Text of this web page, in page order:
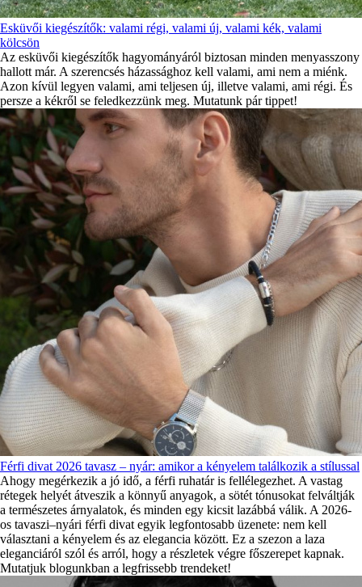
Esküvői kiegészítők: valami régi, valami új, valami kék, valami
kölcsön
Az esküvői kiegészítők hagyományáról biztosan minden menyasszony
hallott már. A szerencsés házassághoz kell valami, ami nem a miénk.
Azon kívül legyen valami, ami teljesen új, illetve valami, ami régi. És
persze a kékről se feledkezzünk meg. Mutatunk pár tippet!
Férfi divat 2026 tavasz – nyár: amikor a kényelem találkozik a stílussal
Ahogy megérkezik a jó idő, a férfi ruhatár is fellélegezhet. A vastag
rétegek helyét átveszik a könnyű anyagok, a sötét tónusokat felváltják
a természetes árnyalatok, és minden egy kicsit lazábbá válik. A 2026-
os tavaszi–nyári férfi divat egyik legfontosabb üzenete: nem kell
választani a kényelem és az elegancia között. Ez a szezon a laza
eleganciáról szól és arról, hogy a részletek végre főszerepet kapnak.
Mutatjuk blogunkban a legfrissebb trendeket!